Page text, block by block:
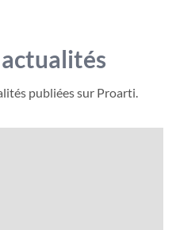
publiées sur Proarti.